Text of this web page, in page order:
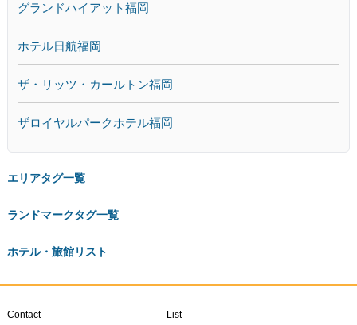
グランドハイアット福岡
ホテル日航福岡
ザ・リッツ・カールトン福岡
ザロイヤルパークホテル福岡
エリアタグ一覧
ランドマークタグ一覧
ホテル・旅館リスト
Contact
List